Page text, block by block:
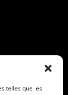
telles que les